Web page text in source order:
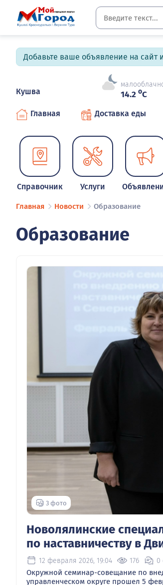
Добавьте ваше объявление на сайт
Кушва 14.2 oC
Главная Доставка еды
Справочник Услуги
Главная Новости Образование
Образование
3 фото
Новолялинские
по наставничеству в
12 февраля 2026, 19:04 176 0
Окружной семинар-совещание по
управленческом округе прошел 5